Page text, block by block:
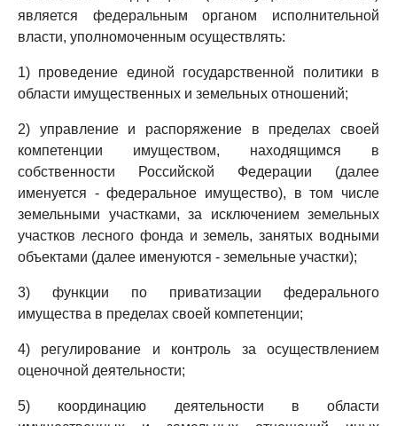
является федеральным органом исполнительной
власти, уполномоченным осуществлять:
1) проведение единой государственной политики в
области имущественных и земельных отношений;
2) управление и распоряжение в пределах своей
компетенции имуществом, находящимся в
собственности Российской Федерации (далее
именуется - федеральное имущество), в том числе
земельными участками, за исключением земельных
участков лесного фонда и земель, занятых водными
объектами (далее именуются - земельные участки);
3) функции по приватизации федерального
имущества в пределах своей компетенции;
4) регулирование и контроль за осуществлением
оценочной деятельности;
5) координацию деятельности в области